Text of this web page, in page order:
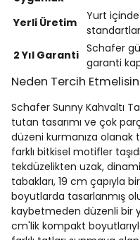
Yerli Üretim
Yurt
2 Yıl Garanti Schafer
garanti
Neden Tercih
Schafer Sunny Kahvaltı
tutan tasarımı ve çok
düzeni kurmanıza olanak
farklı bitkisel motifler
tekdüzelikten uzak,
tabakları, 19 cm çapıyla
boyutlarda tasarlanmış
kaybetmeden düzenli bir
cm'lik kompakt